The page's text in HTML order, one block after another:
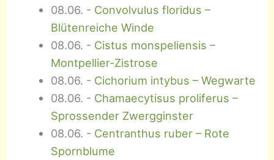
08.06. - Convolvulus floridus –
Blütenreiche Winde
08.06. - Cistus monspeliensis –
Montpellier-Zistrose
08.06. - Cichorium intybus – Wegwarte
08.06. - Chamaecytisus proliferus –
Sprossender Zwergginster
08.06. - Centranthus ruber – Rote
Spornblume